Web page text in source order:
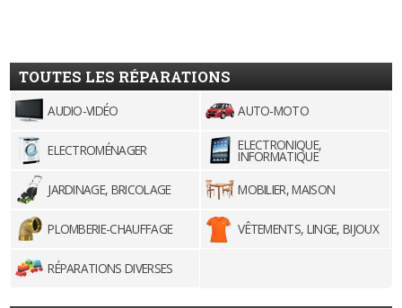
TOUTES LES RÉPARATIONS
AUDIO-VIDÉO AUTO-MOTO
ELECTROMÉNAGER ELECTRONIQUE,
INFORMATIQUE
JARDINAGE, BRICOLAGE
MOBILIER, MAISON
PLOMBERIE-CHAUFFAGE VÊTEMENTS, LINGE, BIJOUX
RÉPARATIONS DIVERSES